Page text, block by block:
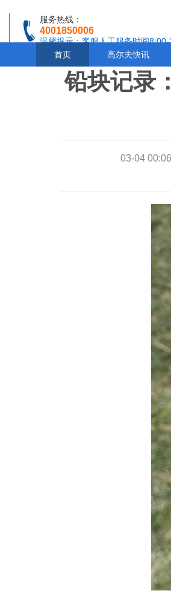
服务热线：
4001850006
温馨提示：客服人工服务时间
首页
高尔夫快讯
铅块记录
03-04 00:06